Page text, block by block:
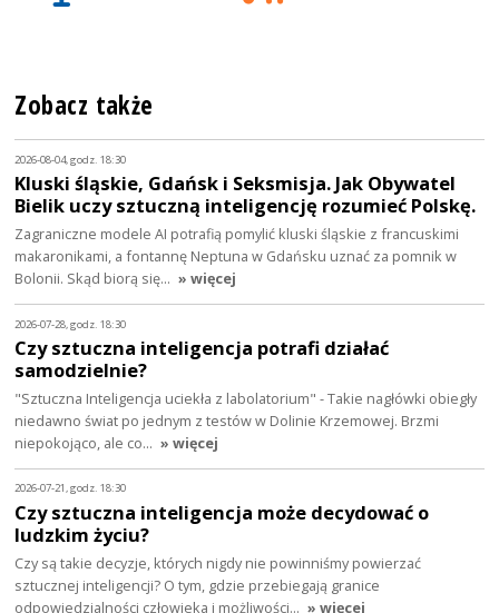
Zobacz także
2026-08-04, godz. 18:30
Kluski śląskie, Gdańsk i Seksmisja. Jak Obywatel
Bielik uczy sztuczną inteligencję rozumieć Polskę.
Zagraniczne modele AI potrafią pomylić kluski śląskie z francuskimi
makaronikami, a fontannę Neptuna w Gdańsku uznać za pomnik w
Bolonii. Skąd biorą się… » więcej
2026-07-28, godz. 18:30
Czy sztuczna inteligencja potrafi działać
samodzielnie?
"Sztuczna Inteligencja uciekła z labolatorium" - Takie nagłówki obiegły
niedawno świat po jednym z testów w Dolinie Krzemowej. Brzmi
niepokojąco, ale co… » więcej
2026-07-21, godz. 18:30
Czy sztuczna inteligencja może decydować o
ludzkim życiu?
Czy są takie decyzje, których nigdy nie powinniśmy powierzać
sztucznej inteligencji? O tym, gdzie przebiegają granice
odpowiedzialności człowieka i możliwości… » więcej